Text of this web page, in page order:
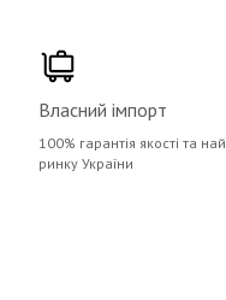
Власний імпорт
100% гарантія якості та
ринку України